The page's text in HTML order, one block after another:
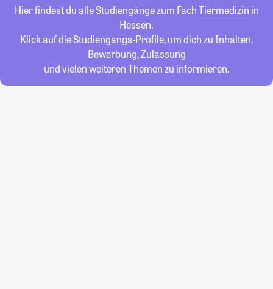
Hier findest du alle Studiengänge zum FachTiermedizin in
Hessen.
Klick auf die Studiengangs-Profile, um dich zu Inhalten,
Bewerbung, Zulassung
und vielen weiteren Themen zu informieren.